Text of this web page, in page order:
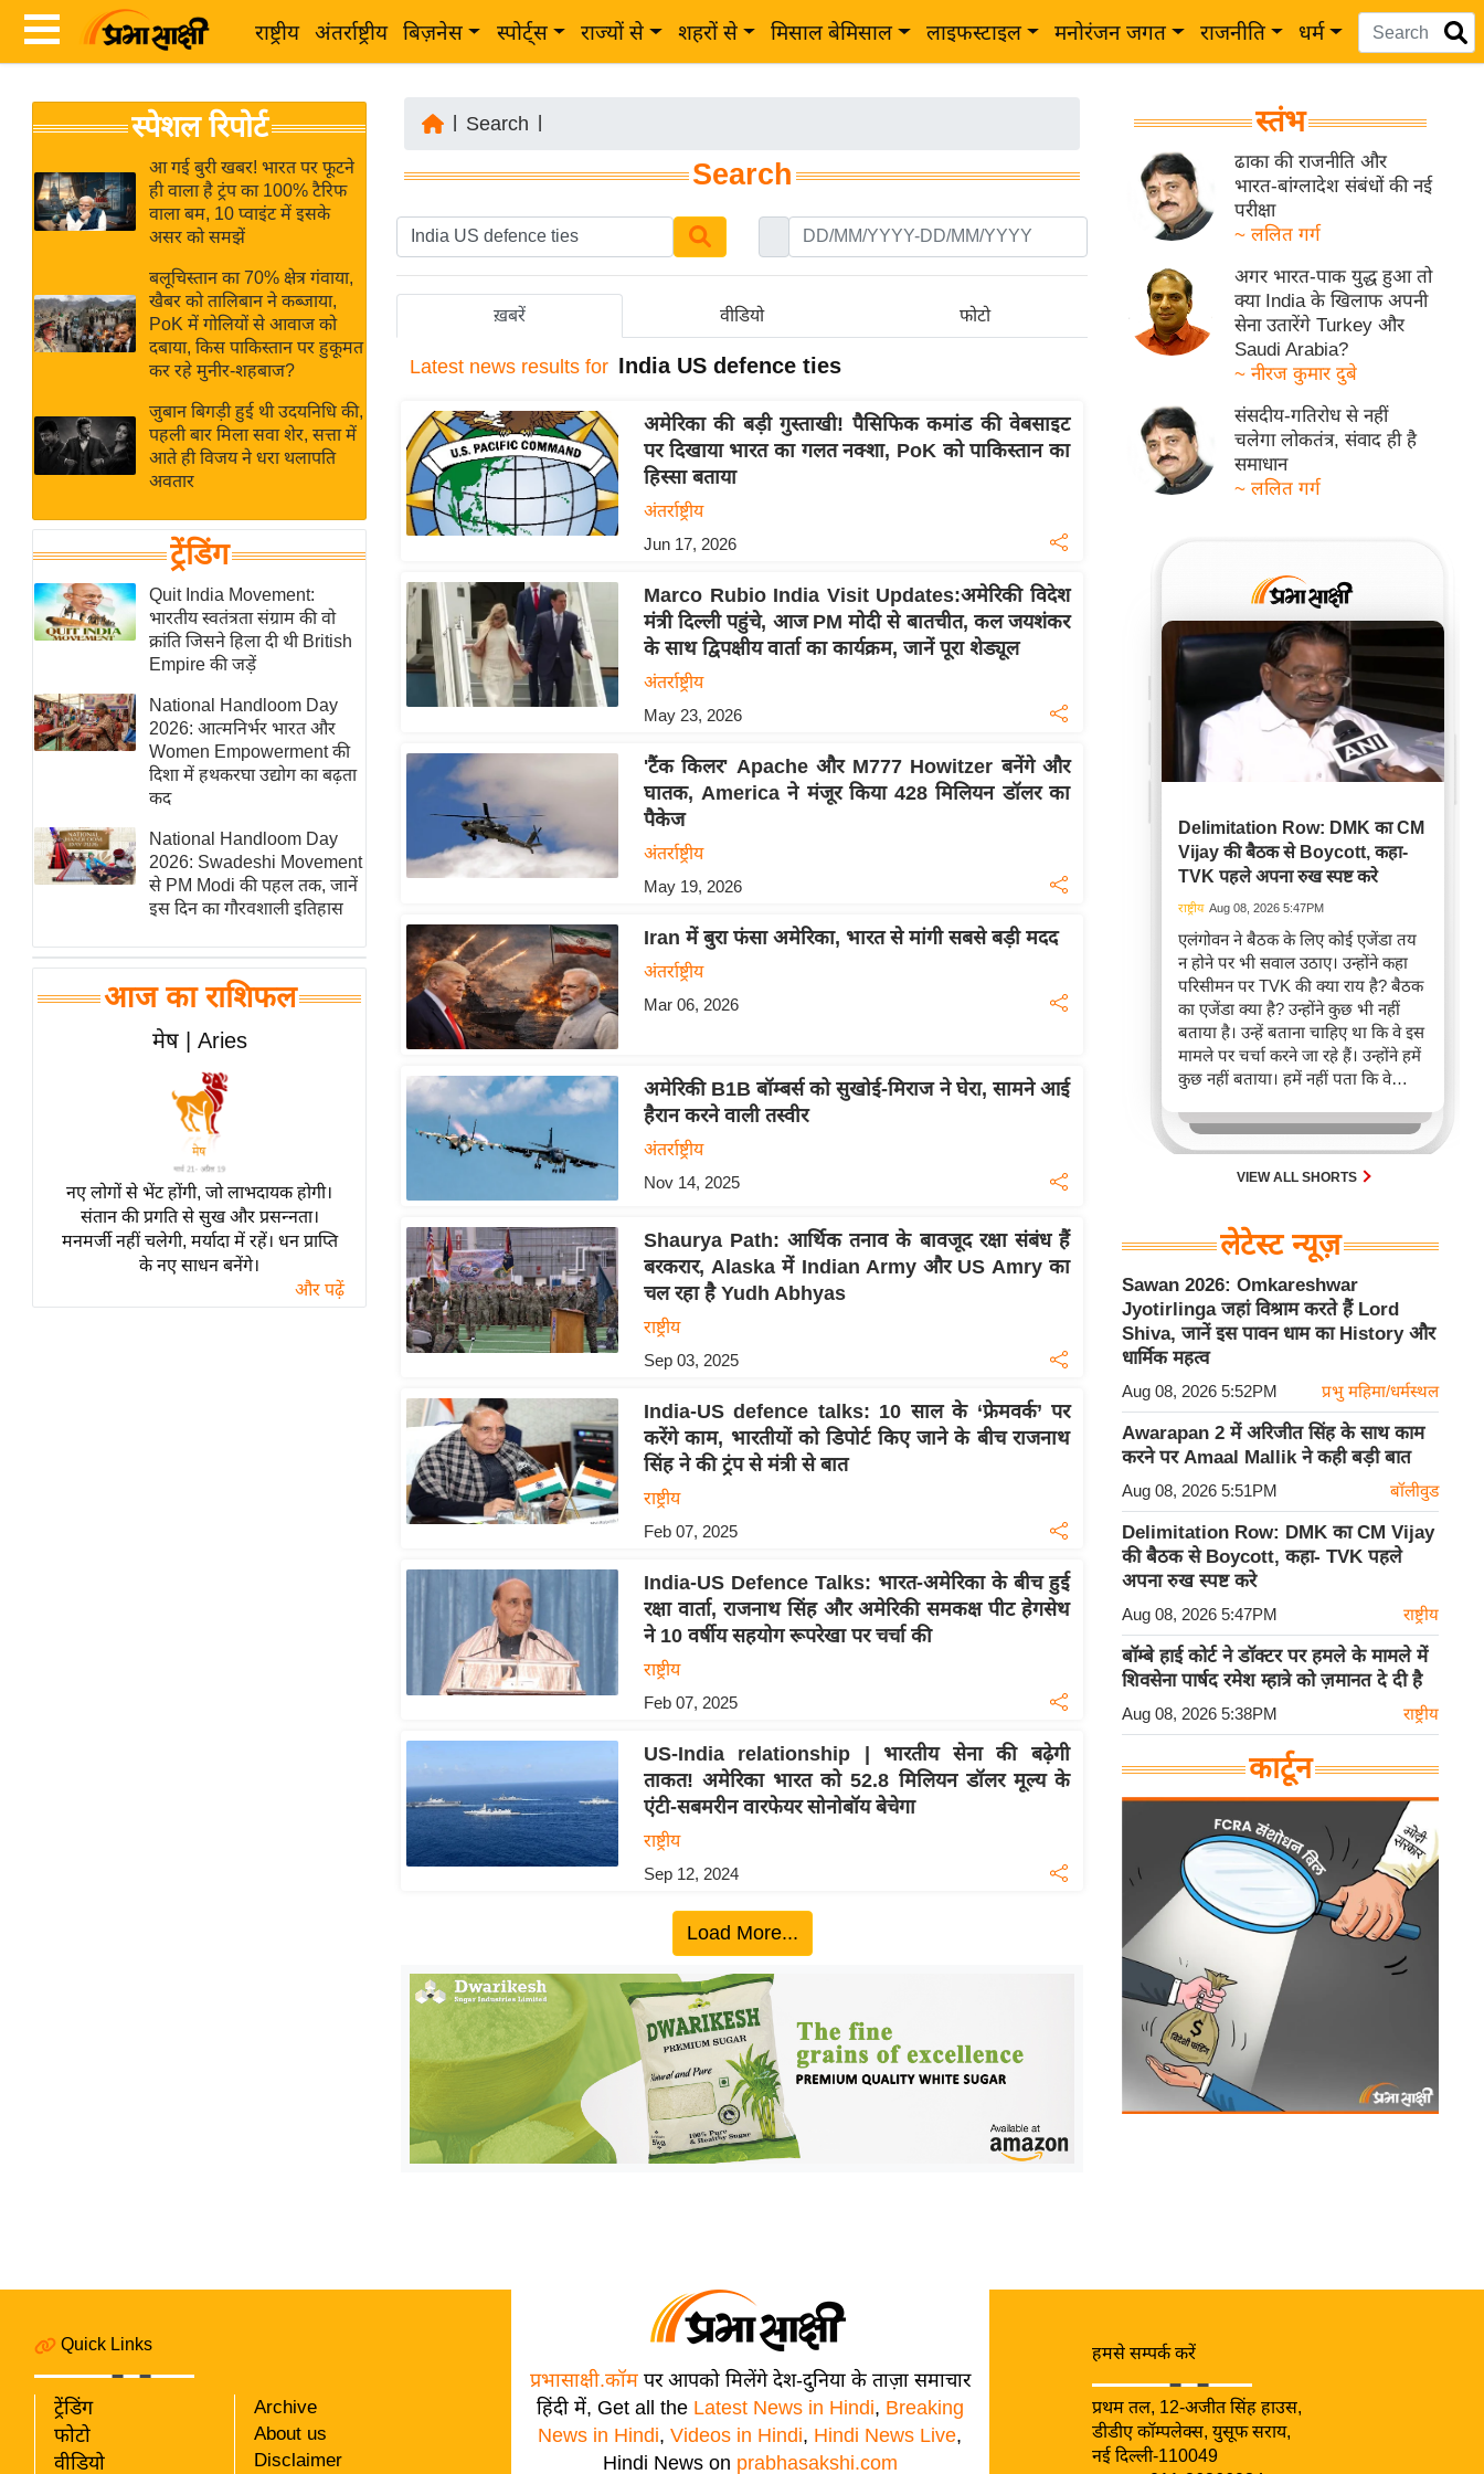
राष्ट्रीय अंतर्राष्ट्रीय बिज़नेस स्पोर्ट्स राज्यों से शहरों से मिसाल बेमिसाल लाइफस्टाइल मनोरंजन जगत राजनीति धर्म
News
Hindi
Live
News in
Hindi
News
Hindi
Videos
ख
ब
र
अंतर्राष्ट्रीय
बिज़नेस
विशेषज्ञ
राय
खेल
क्रिकेट
IPL
2026
ई-पेपर
मिसाल बेमिसाल
शख्सियत
यंग इंडिया
साहित्य जगत
ऑटो वर्ल्ड
न्यूज ब्रीफ
बॉलीवुड
हॉलीवुड
फिल्म समीक्षा
लाइफस्टाइल
टेक्नॉलॉजी
ब्यूटी/फैशन
घरेलू नुस्खे
पर्यटन स्थल
फिटनेस मंत्रा
k
चुनाव
फोटो
वीडियो
स्पेशल रिपोर्ट
आ गई बुरी खबर! भारत पर फूटने
ही वाला है ट्रंप का 100% टैरिफ
वाला बम, 10 प्वाइंट में इसके
असर को समझें
बलूचिस्तान का 70% क्षेत्र गंवाया,
खैबर को तालिबान ने कब्जाया,
PoK में गोलियों से आवाज को
दबाया, किस पाकिस्तान पर हुकूमत
कर रहे मुनीर-शहबाज?
जुबान बिगड़ी हुई थी उदयनिधि की,
पहली बार मिला सवा शेर, सत्ता में
आते ही विजय ने धरा थलापति
अवतार
ट्रेंडिंग
Quit India Movement:
भारतीय स्वतंत्रता संग्राम की वो
क्रांति जिसने हिला दी थी British
Empire की जड़ें
National Handloom Day
2026: आत्मनिर्भर भारत और
Women Empowerment की
दिशा में हथकरघा उद्योग का बढ़ता
कद
National Handloom Day
2026: Swadeshi Movement
से PM Modi की पहल तक, जानें
इस दिन का गौरवशाली इतिहास
आज का राशिफल
मेष | Aries
नए लोगों से भेंट होंगी, जो लाभदायक होगी।
संतान की प्रगति से सुख और प्रसन्नता।
मनमर्जी नहीं चलेगी, मर्यादा में रहें। धन प्राप्ति
के नए साधन बनेंगे।
और पढ़ें
Search
Search
ख़बरें वीडियो फोटो
Latest news results for India US defence ties
अमेरिका की बड़ी गुस्ताखी! पैसिफिक कमांड की वेबसाइट
पर दिखाया भारत का गलत नक्शा, PoK को पाकिस्तान का
हिस्सा बताया
अंतर्राष्ट्रीय
Jun 17, 2026
Marco Rubio India Visit Updates:अमेरिकी विदेश
मंत्री दिल्ली पहुंचे, आज PM मोदी से बातचीत, कल जयशंकर
के साथ द्विपक्षीय वार्ता का कार्यक्रम, जानें पूरा शेड्यूल
अंतर्राष्ट्रीय
May 23, 2026
'टैंक किलर' Apache और M777 Howitzer बनेंगे और
घातक, America ने मंजूर किया 428 मिलियन डॉलर का
पैकेज
अंतर्राष्ट्रीय
May 19, 2026
Iran में बुरा फंसा अमेरिका, भारत से मांगी सबसे बड़ी मदद
अंतर्राष्ट्रीय
Mar 06, 2026
अमेरिकी B1B बॉम्बर्स को सुखोई-मिराज ने घेरा, सामने आई
हैरान करने वाली तस्वीर
अंतर्राष्ट्रीय
Nov 14, 2025
Shaurya Path: आर्थिक तनाव के बावजूद रक्षा संबंध हैं
बरकरार, Alaska में Indian Army और US Amry का
चल रहा है Yudh Abhyas
राष्ट्रीय
Sep 03, 2025
India-US defence talks: 10 साल के ‘फ्रेमवर्क’ पर
करेंगे काम, भारतीयों को डिपोर्ट किए जाने के बीच राजनाथ
सिंह ने की ट्रंप से मंत्री से बात
राष्ट्रीय
Feb 07, 2025
India-US Defence Talks: भारत-अमेरिका के बीच हुई
रक्षा वार्ता, राजनाथ सिंह और अमेरिकी समकक्ष पीट हेगसेथ
ने 10 वर्षीय सहयोग रूपरेखा पर चर्चा की
राष्ट्रीय
Feb 07, 2025
US-India relationship | भारतीय सेना की बढ़ेगी
ताकत! अमेरिका भारत को 52.8 मिलियन डॉलर मूल्य के
एंटी-सबमरीन वारफेयर सोनोबॉय बेचेगा
राष्ट्रीय
Sep 12, 2024
Load More...
स्तंभ
ढाका की राजनीति और
भारत-बांग्लादेश संबंधों की नई
परीक्षा
~ ललित गर्ग
अगर भारत-पाक युद्ध हुआ तो
क्या India के खिलाफ अपनी
सेना उतारेंगे Turkey और
Saudi Arabia?
~ नीरज कुमार दुबे
संसदीय-गतिरोध से नहीं
चलेगा लोकतंत्र, संवाद ही है
समाधान
~ ललित गर्ग
Delimitation Row: DMK का CM
Vijay की बैठक से Boycott, कहा-
TVK पहले अपना रुख स्पष्ट करे
राष्ट्रीय Aug 08, 2026 5:47PM
एलंगोवन ने बैठक के लिए कोई एजेंडा तय
न होने पर भी सवाल उठाए। उन्होंने कहा
परिसीमन पर TVK की क्या राय है? बैठक
का एजेंडा क्या है? उन्होंने कुछ भी नहीं
बताया है। उन्हें बताना चाहिए था कि वे इस
मामले पर चर्चा करने जा रहे हैं। उन्होंने हमें
कुछ नहीं बताया। हमें नहीं पता कि वे
जाने बिना हम बैठक में कैसे शामिल हो
सकते हैं?
VIEW ALL SHORTS
लेटेस्ट न्यूज़
Sawan 2026: Omkareshwar
Jyotirlinga जहां विश्राम करते हैं Lord
Shiva, जानें इस पावन धाम का History और
धार्मिक महत्व
Aug 08, 2026 5:52PM प्रभु महिमा/धर्मस्थल
Awarapan 2 में अरिजीत सिंह के साथ काम
करने पर Amaal Mallik ने कही बड़ी बात
Aug 08, 2026 5:51PM बॉलीवुड
Delimitation Row: DMK का CM Vijay
की बैठक से Boycott, कहा- TVK पहले
अपना रुख स्पष्ट करे
Aug 08, 2026 5:47PM राष्ट्रीय
बॉम्बे हाई कोर्ट ने डॉक्टर पर हमले के मामले में
शिवसेना पार्षद रमेश म्हात्रे को ज़मानत दे दी है
Aug 08, 2026 5:38PM राष्ट्रीय
कार्टून
Quick Links
ट्रेंडिंग
फोटो
वीडियो
Archive
About us
Disclaimer
प्रभासाक्षी.कॉमपर आपको मिलेंगे देश-दुनिया के ताज़ा समाचार
हिंदी में, Get all the Latest News in Hindi, Breaking
News in Hindi,Videos in Hindi, Hindi News Live,
Hindi News on prabhasakshi.com
हमसे सम्पर्क करें
प्रथम तल, 12-अजीत सिंह हाउस,
डीडीए कॉम्पलेक्स, युसूफ सराय,
नई दिल्ली-110049